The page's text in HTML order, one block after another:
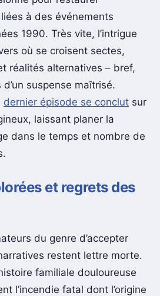
à des événements
1990. Très vite, l’intrigue
où se croisent sectes,
réalités alternatives – bref,
suspense maîtrisé.
dernier épisode se conclut sur
laissant planer la
dans le temps et nombre de
et regrets des
du genre d’accepter
restent lettre morte.
familiale douloureuse
l’incendie fatal dont l’origine